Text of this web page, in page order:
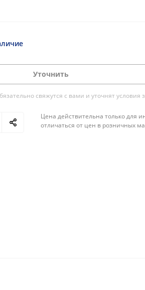
Уточнить
свяжутся с вами и уточнят условия
Цена действительна только для
отличаться от цен в розничных